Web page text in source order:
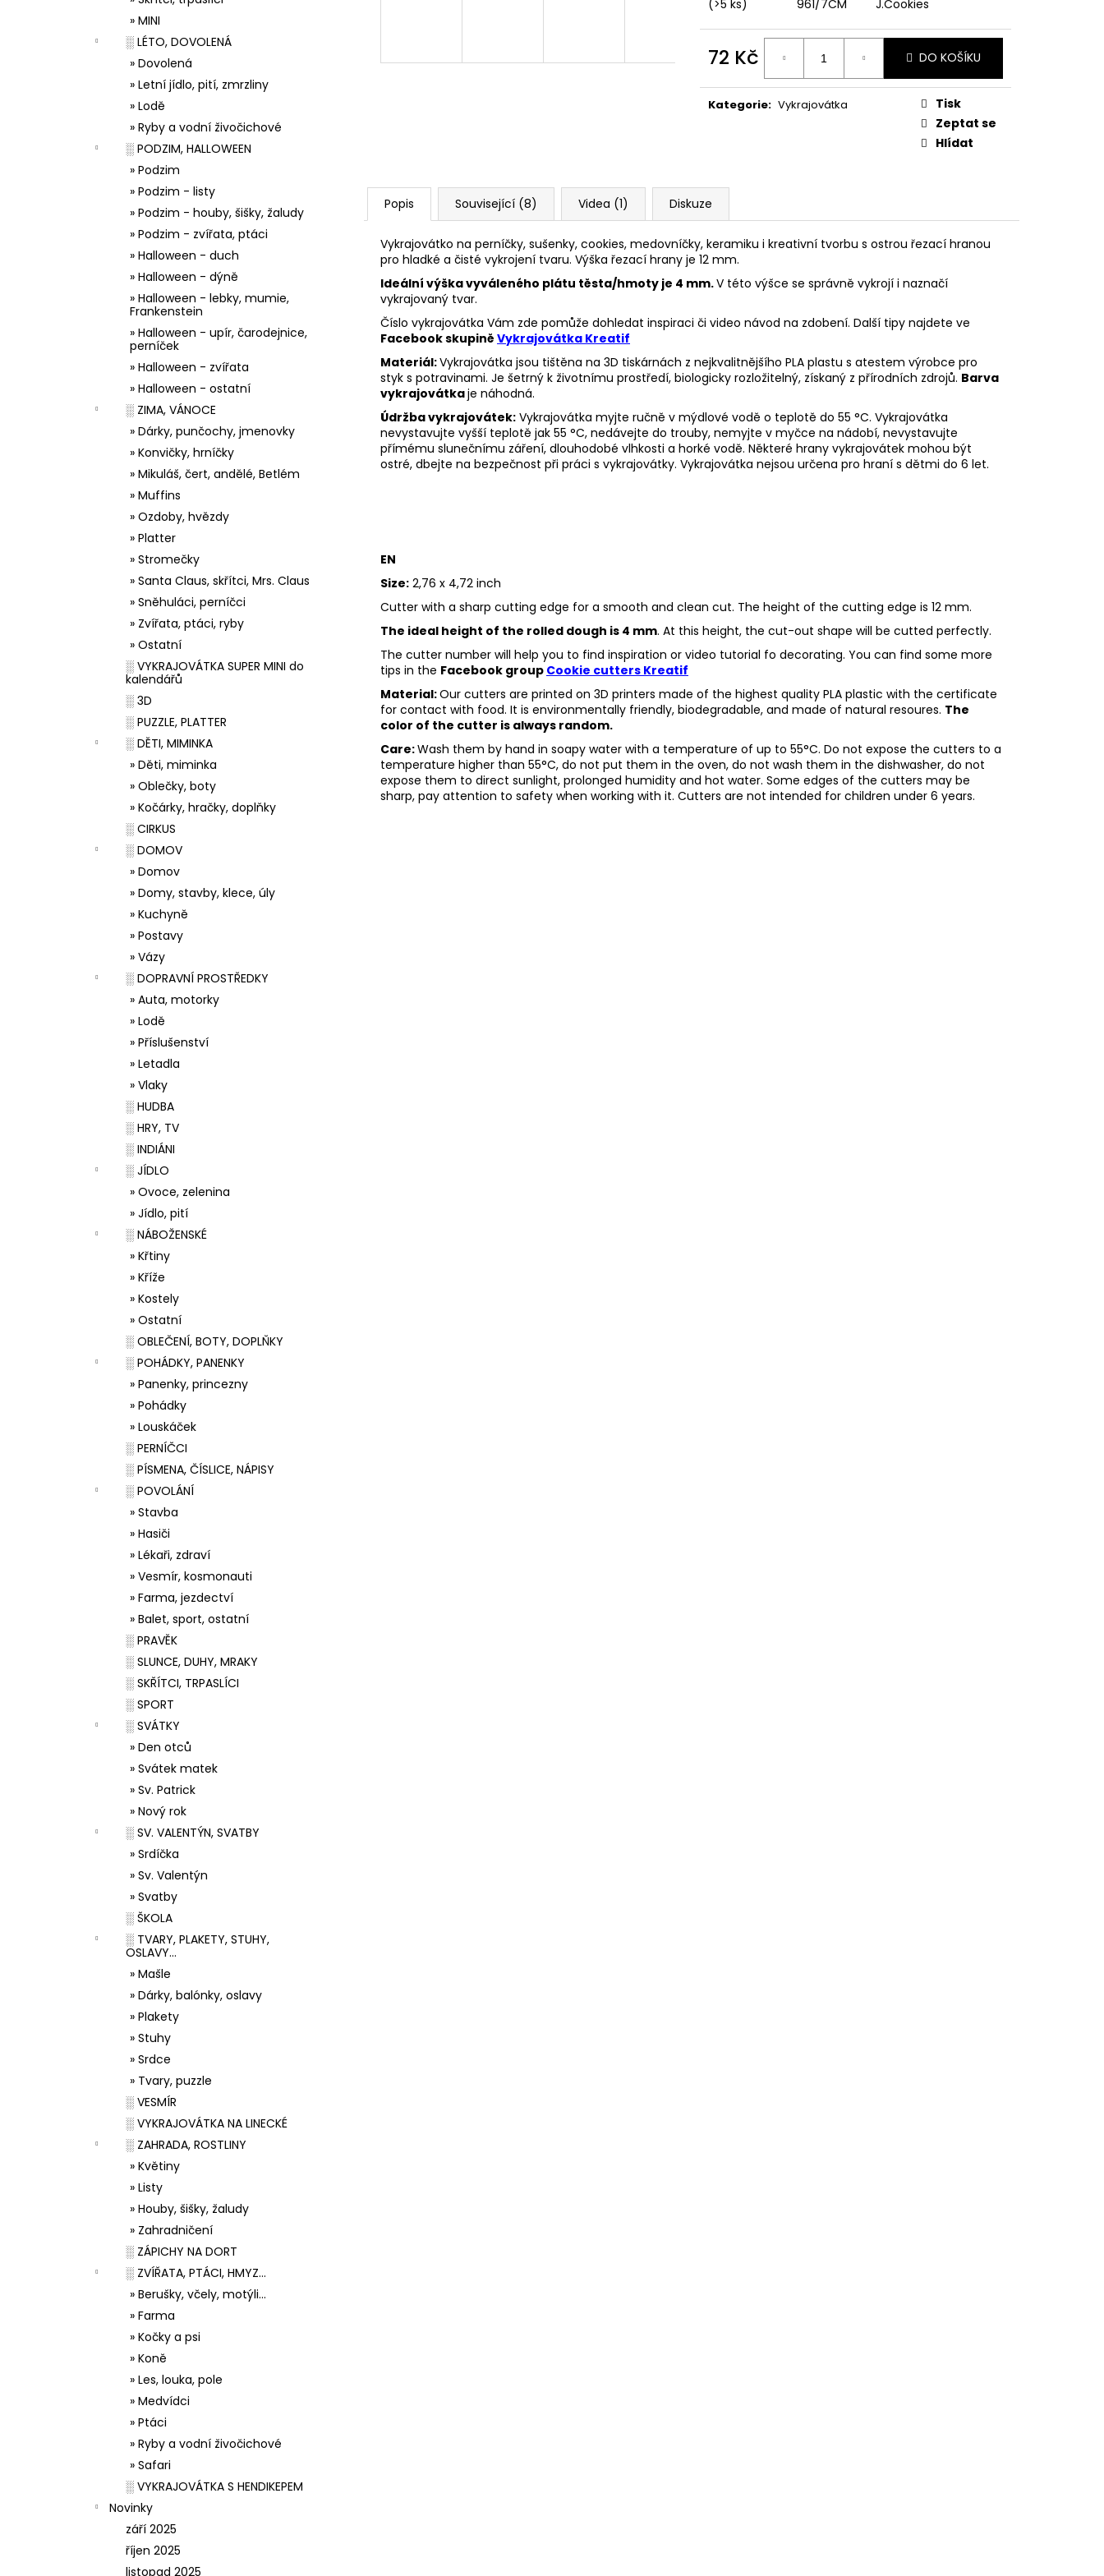
» MINI
░ LÉTO, DOVOLENÁ
» Dovolená
» Letní jídlo, pití, zmrzliny
» Lodě
» Ryby a vodní živočichové
░ PODZIM, HALLOWEEN
» Podzim
» Podzim - listy
» Podzim - houby, šišky, žaludy
» Podzim - zvířata, ptáci
» Halloween - duch
» Halloween - dýně
» Halloween - lebky, mumie,
Frankenstein
» Halloween - upír, čarodejnice,
perníček
» Halloween - zvířata
» Halloween - ostatní
░ ZIMA, VÁNOCE
» Dárky, punčochy, jmenovky
» Konvičky, hrníčky
» Mikuláš, čert, andělé, Betlém
» Muffins
» Ozdoby, hvězdy
» Platter
» Stromečky
» Santa Claus, skřítci, Mrs. Claus
» Sněhuláci, perníčci
» Zvířata, ptáci, ryby
» Ostatní
░ VYKRAJOVÁTKA SUPER MINI do
kalendářů
░ 3D
░ PUZZLE, PLATTER
░ DĚTI, MIMINKA
» Děti, miminka
» Oblečky, boty
» Kočárky, hračky, doplňky
░ CIRKUS
░ DOMOV
» Domov
» Domy, stavby, klece, úly
» Kuchyně
» Postavy
» Vázy
░ DOPRAVNÍ PROSTŘEDKY
» Auta, motorky
» Lodě
» Příslušenství
» Letadla
» Vlaky
░ HUDBA
░ HRY, TV
░ INDIÁNI
░ JÍDLO
» Ovoce, zelenina
» Jídlo, pití
░ NÁBOŽENSKÉ
» Křtiny
» Kříže
» Kostely
» Ostatní
░ OBLEČENÍ, BOTY, DOPLŇKY
░ POHÁDKY, PANENKY
» Panenky, princezny
» Pohádky
» Louskáček
░ PERNÍČCI
░ PÍSMENA, ČÍSLICE, NÁPISY
░ POVOLÁNÍ
» Stavba
» Hasiči
» Lékaři, zdraví
» Vesmír, kosmonauti
» Farma, jezdectví
» Balet, sport, ostatní
░ PRAVĚK
░ SLUNCE, DUHY, MRAKY
░ SKŘÍTCI, TRPASLÍCI
░ SPORT
░ SVÁTKY
» Den otců
» Svátek matek
» Sv. Patrick
» Nový rok
░ SV. VALENTÝN, SVATBY
» Srdíčka
» Sv. Valentýn
» Svatby
░ ŠKOLA
░ TVARY, PLAKETY, STUHY,
OSLAVY...
» Mašle
» Dárky, balónky, oslavy
» Plakety
» Stuhy
» Srdce
» Tvary, puzzle
░ VESMÍR
░ VYKRAJOVÁTKA NA LINECKÉ
░ ZAHRADA, ROSTLINY
» Květiny
» Listy
» Houby, šišky, žaludy
» Zahradničení
░ ZÁPICHY NA DORT
░ ZVÍŘATA, PTÁCI, HMYZ...
» Berušky, včely, motýli...
» Farma
» Kočky a psi
» Koně
» Les, louka, pole
» Medvídci
» Ptáci
» Ryby a vodní živočichové
» Safari
░ VYKRAJOVÁTKA S HENDIKEPEM
Novinky
září 2025
říjen 2025
listopad 2025
(>5 ks)
961/7CM
J.Cookies
72 Kč
cena:
DO KOŠÍKU
Kategorie: Vykrajovátka
Tisk
Zeptat se
Hlídat
Popis Související (8) Videa (1) Diskuze
Vykrajovátko na perníčky, sušenky, cookies, medovníčky, keramiku i kreativní tvorbu s ostrou řezací hranou
pro hladké a čisté vykrojení tvaru. Výška řezací hrany je 12 mm.
Ideální výška vyváleného plátu těsta/hmoty je 4 mm.V této výšce se správně vykrojí i naznačí
vykrajovaný tvar.
Číslo vykrajovátka Vám zde pomůže dohledat inspiraci či video návod na zdobení. Další tipy najdete ve
Facebook skupině Vykrajovátka Kreatif
Materiál:Vykrajovátka jsou tištěna na 3D tiskárnách z nejkvalitnějšího PLA plastu s atestem výrobce pro
styk s potravinami. Je šetrný k životnímu prostředí, biologicky rozložitelný, získaný z přírodních zdrojů. Barva
vykrajovátkaje náhodná.
Údržba vykrajovátek: Vykrajovátka myjte ručně v mýdlové vodě o teplotě do 55 °C. Vykrajovátka
nevystavujte vyšší teplotě jak 55 °C, nedávejte do trouby, nemyjte v myčce na nádobí, nevystavujte
přímému slunečnímu záření, dlouhodobé vlhkosti a horké vodě. Některé hrany vykrajovátek mohou být
ostré, dbejte na bezpečnost při práci s vykrajovátky. Vykrajovátka nejsou určena pro hraní s dětmi do 6 let.
EN
Size: 2,76 x 4,72 inch
Cutter with a sharp cutting edge for a smooth and clean cut. The height of the cutting edge is 12 mm.
The ideal height of the rolled dough is 4 mm. At this height, the cut-out shape will be cutted perfectly.
The cutter number will help you to find inspiration or video tutorial fo decorating. You can find some more
tips in the Facebook group Cookie cutters Kreatif
Material:Our cutters are printed on 3D printers made of the highest quality PLA plastic with the certificate
for contact with food. It is environmentally friendly, biodegradable, and made of natural resoures. The
color of the cutter is always random.
Care:Wash them by hand in soapy water with a temperature of up to 55°C. Do not expose the cutters to a
temperature higher than 55°C, do not put them in the oven, do not wash them in the dishwasher, do not
expose them to direct sunlight, prolonged humidity and hot water. Some edges of the cutters may be
sharp, pay attention to safety when working with it. Cutters are not intended for children under 6 years.
33001 ZDOBÍCÍ SÁČEK
VYKRAJOVÁTKA PODZIMNÍ KOLEKCE